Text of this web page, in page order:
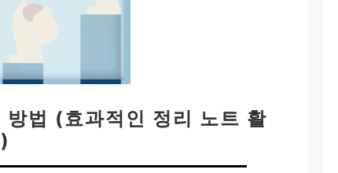
법 (효과적인 정리 노트 활